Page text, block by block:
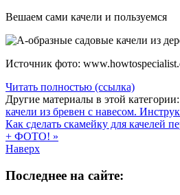
Вешаем сами качели и пользуемся
Источник фото:
Читать полностью (ссылка)
Другие материалы в этой категории:
качели из бревен с навесом.
Как сделать скамейку для качелей
+ ФОТО! »
Наверх
Последнее на сайте: